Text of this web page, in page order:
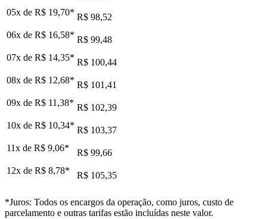
05x de R$ 19,70* R$ 98,52
06x de R$ 16,58* R$ 99,48
07x de R$ 14,35* R$ 100,44
08x de R$ 12,68* R$ 101,41
09x de R$ 11,38* R$ 102,39
10x de R$ 10,34* R$ 103,37
11x de R$ 9,06*
R$ 99,66
12x de R$ 8,78* R$ 105,35
*Juros: Todos os encargos da operação, como juros, custo de
parcelamento e outras tarifas estão incluídas neste valor.